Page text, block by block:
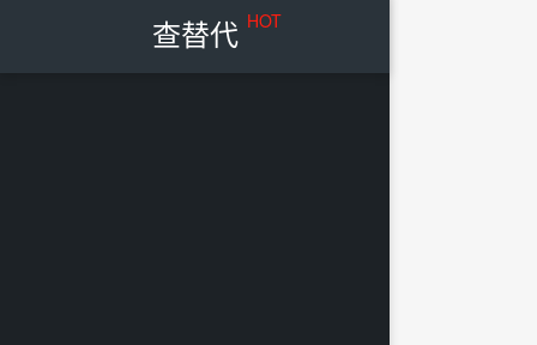
查替代 HOT